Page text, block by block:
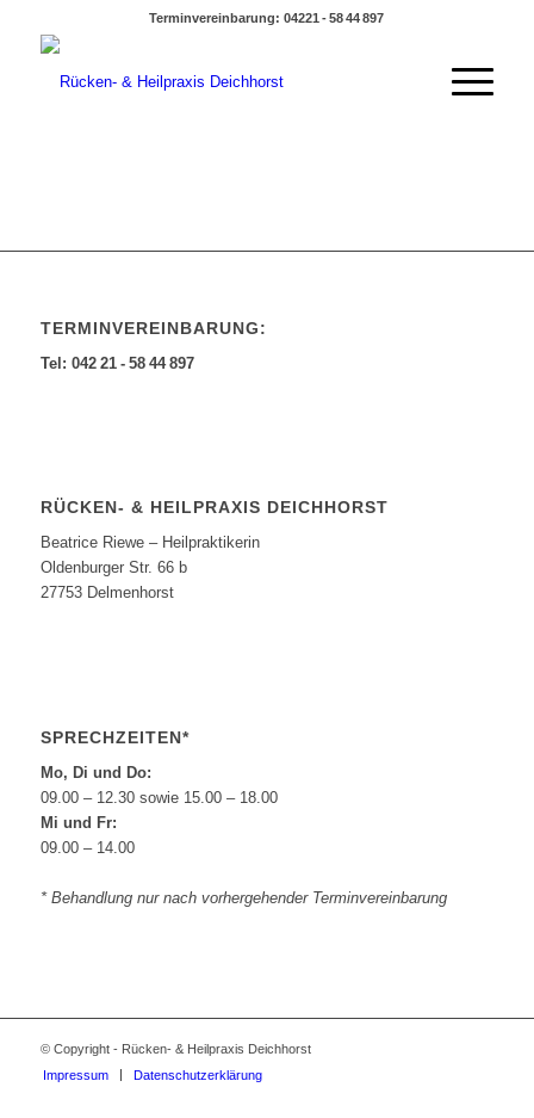
Terminvereinbarung: 04221 - 58 44 897
TERMINVEREINBARUNG:
Tel: 042 21 - 58 44 897
RÜCKEN- & HEILPRAXIS DEICHHORST
Beatrice Riewe – Heilpraktikerin
Oldenburger Str. 66 b
27753 Delmenhorst
SPRECHZEITEN*
Mo, Di und Do:
09.00 – 12.30 sowie 15.00 – 18.00
Mi und Fr:
09.00 – 14.00
* Behandlung nur nach vorhergehender Terminvereinbarung
© Copyright - Rücken- & Heilpraxis Deichhorst
Impressum
Datenschutzerklärung